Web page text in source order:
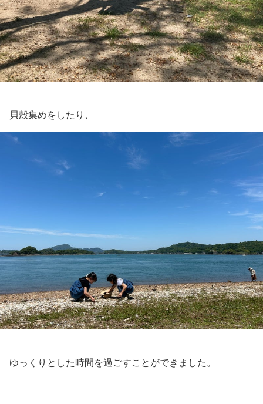
貝殻集めをしたり、
ゆっくりとした時間を過ごすことができました。